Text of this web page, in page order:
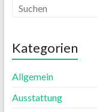
Kategorien
Allgemein
Ausstattung